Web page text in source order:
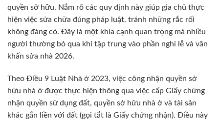
quyền sở hữu. Nắm rõ các quy định này giúp gia chủ thực
hiện việc sửa chữa đúng pháp luật, tránh những rắc rối
không đáng có. Đây là một khía cạnh quan trọng mà nhiều
người thường bỏ qua khi tập trung vào phần nghi lễ và văn
khấn sửa nhà 2026.
Theo Điều 9 Luật Nhà ở 2023, việc công nhận quyền sở
hữu nhà ở được thực hiện thông qua việc cấp Giấy chứng
nhận quyền sử dụng đất, quyền sở hữu nhà ở và tài sản
khác gắn liền với đất (gọi tắt là Giấy chứng nhận). Điều này